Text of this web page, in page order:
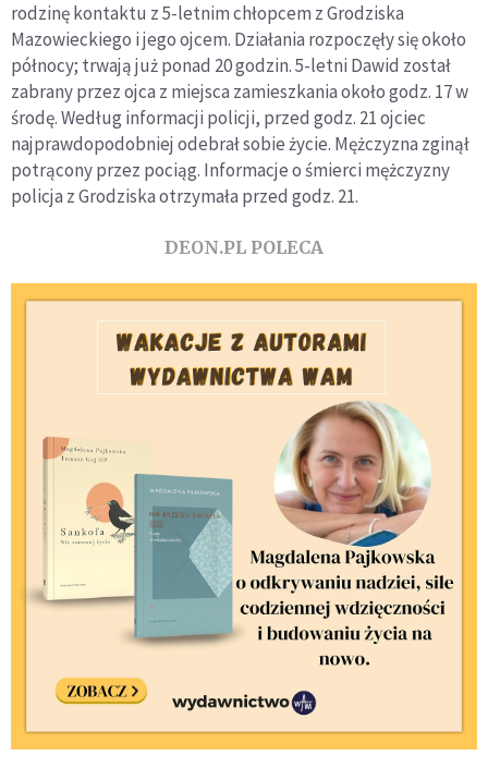
rodzinę kontaktu z 5-letnim chłopcem z Grodziska
Mazowieckiego i jego ojcem. Działania rozpoczęły się około
północy; trwają już ponad 20 godzin. 5-letni Dawid został
zabrany przez ojca z miejsca zamieszkania około godz. 17 w
środę. Według informacji policji, przed godz. 21 ojciec
najprawdopodobniej odebrał sobie życie. Mężczyzna zginął
potrącony przez pociąg. Informacje o śmierci mężczyzny
policja z Grodziska otrzymała przed godz. 21.
DEON.PL POLECA